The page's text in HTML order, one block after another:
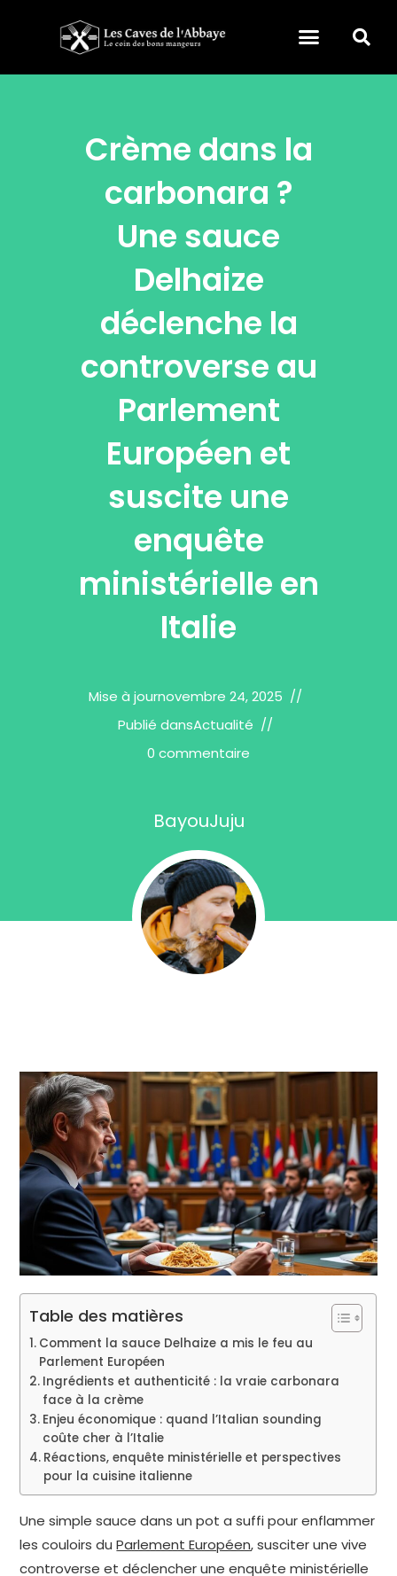
Crème dans la
carbonara ?
Une sauce
Delhaize
déclenche la
controverse au
Parlement
Européen et
suscite une
enquête
ministérielle en
Italie
Mise à journovembre 24, 2025
Publié dansActualité
0 commentaire
BayouJuju
Table des matières
Comment la sauce Delhaize a mis le feu au
Parlement Européen
Ingrédients et authenticité : la vraie carbonara
face à la crème
Enjeu économique : quand l’Italian sounding
coûte cher à l’Italie
Réactions, enquête ministérielle et perspectives
pour la cuisine italienne
Une simple sauce dans un pot a suffi pour enflammer
les couloirs duParlement Européen, susciter une vive
controverse et déclencher une enquête ministérielle